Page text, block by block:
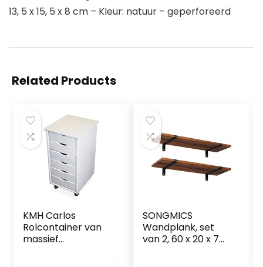
13, 5 x 15, 5 x 8 cm – Kleur: natuur – geperforeerd
Related Products
KMH Carlos
Rolcontainer van
massief
SONGMICS
Wandplank, set
van 2, 60 x 20 x 7